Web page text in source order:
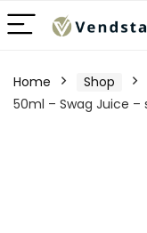
Home Shop
50ml – Swag Juice